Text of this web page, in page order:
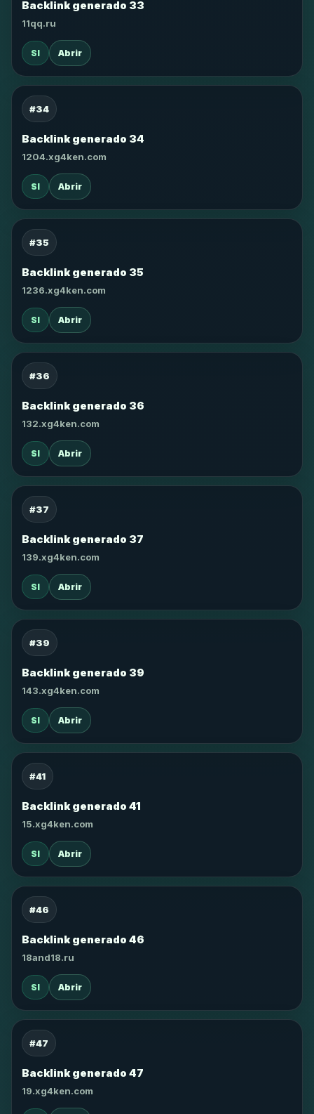
Backlink generado 33
11qq.ru
SI Abrir
#34
Backlink generado 34
1204.xg4ken.com
SI Abrir
#35
Backlink generado 35
1236.xg4ken.com
SI Abrir
#36
Backlink generado 36
132.xg4ken.com
SI Abrir
#37
Backlink generado 37
139.xg4ken.com
SI Abrir
#39
Backlink generado 39
143.xg4ken.com
SI Abrir
#41
Backlink generado 41
15.xg4ken.com
SI Abrir
#46
Backlink generado 46
18and18.ru
SI Abrir
#47
Backlink generado 47
19.xg4ken.com